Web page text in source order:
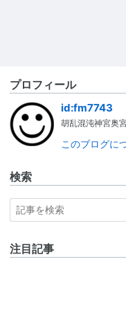
プロフィール
id:fm7743
胡乱混沌神宮奥
このブログに
検索
注目記事